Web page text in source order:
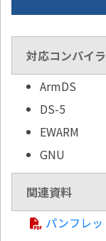
対応コンパイラ
ArmDS
DS-5
EWARM
GNU
関連資料
パンフレ